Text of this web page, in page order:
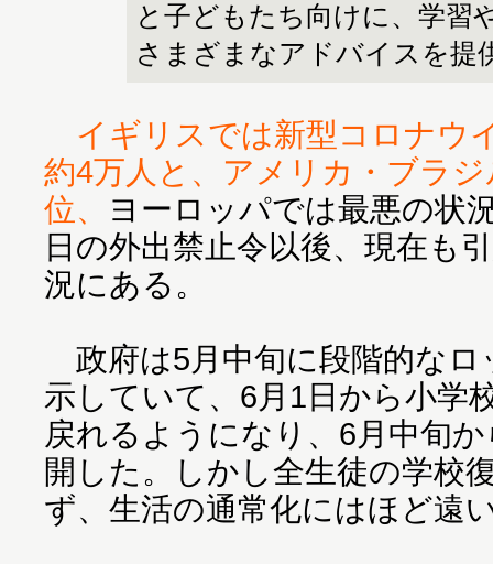
と子どもたち向けに、学習
さまざまなアドバイスを提
イギリスでは新型コロナウ
約4万人と、アメリカ・ブラ
位、
ヨーロッパでは最悪の状
日の外出禁止令以後、現在も
況にある。
政府は5月中旬に段階的なロ
示していて、6月1日から小学
戻れるようになり、6月中旬
開した。しかし全生徒の学校
ず、生活の通常化にはほど遠